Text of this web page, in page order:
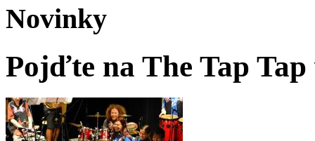
Novinky
Pojďte na The Tap